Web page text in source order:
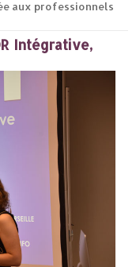
aux professionnels
Intégrative,